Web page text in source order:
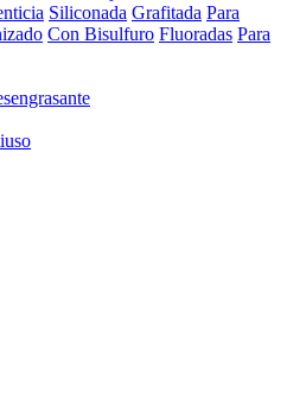
Siliconada Grafitada Para
Con Bisulfuro Fluoradas Para